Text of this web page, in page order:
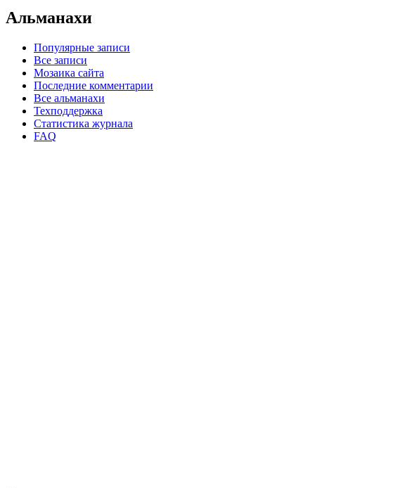
Альманахи
Популярные записи
Все записи
Мозаика сайта
Последние комментарии
Все альманахи
Техподдержка
Статистика журнала
FAQ